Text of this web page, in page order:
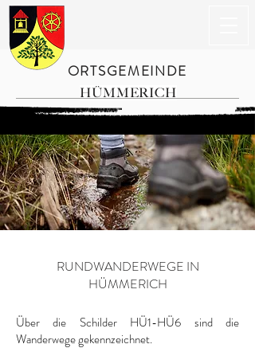
ORTSGEMEINDE
HÜMMERICH
RUNDWANDERWEGE IN
HÜMMERICH
Über die Schilder HÜ1-HÜ6 sind die
Wanderwege gekennzeichnet.